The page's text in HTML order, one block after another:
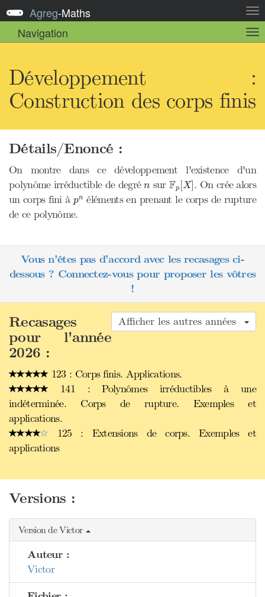
la
Agreg-Maths
Navigation
la
Développement :
Construction des corps finis
Détails/Enoncé :
On montre dans ce développement l'existence d'un
polynôme irréductible de degrén
n surFp [X]
Fp[X]. On crée alors
un corps fini à pn
pn éléments en prenant le corps de rupture
de ce polynôme.
Vous n'êtes pas d'accord avec les recasages ci-
dessous ? Connectez-vous pour proposer les vôtres
!
Afficher les autres années
Recasages
pour l'année
2026 :
123 : Corps finis. Applications.
141 : Polynômes irréductibles à une
indéterminée. Corps de rupture. Exemples et
applications.
125 : Extensions de corps. Exemples et
applications
Versions :
Version de Victor
Auteur :
Victor